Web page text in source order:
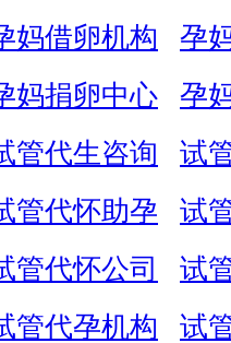
妈借卵机构
孕
妈捐卵中心
孕
管代生咨询
试
管代怀助孕
试
管代怀公司
试
管代孕机构
试